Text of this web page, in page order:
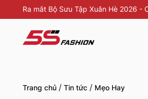
Ra mắt Bộ Sưu Tập Xuân Hè 2026 -
Trang chủ / Tin tức / Mẹo Hay